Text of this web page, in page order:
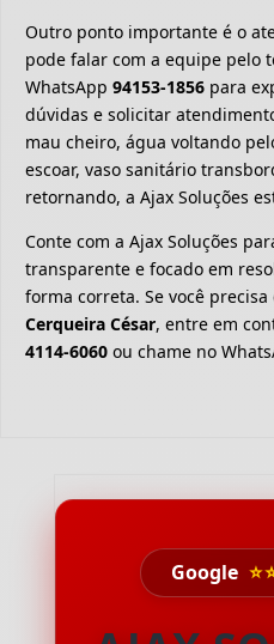
Outro ponto importante é o
pode falar com a equipe pelo
WhatsApp 94153-1856 para
dúvidas e solicitar
mau cheiro, água voltando
escoar, vaso sanitário
retornando, a Ajax Soluções
Conte com a Ajax Soluções
transparente e focado em
forma correta. Se você precisa
Cerqueira César, entre em
4114-6060 ou chame no
Google